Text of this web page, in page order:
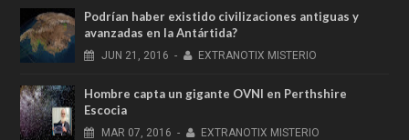
Podrían haber existido civilizaciones antiguas y
avanzadas en la Antártida?
JUN 21, 2016 - EXTRANOTIX MISTERIO
Hombre capta un gigante OVNI en Perthshire
Escocia
MAR 07, 2016 - EXTRANOTIX MISTERIO